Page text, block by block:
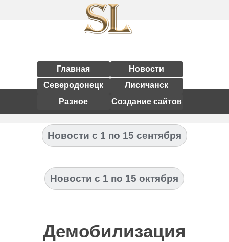
Главная
Новости
Северодонецк
Лисичанск
Разное
Создание сайтов
Новости с 1 по 15 сентября
Новости с 1 по 15 октября
Демобилизация